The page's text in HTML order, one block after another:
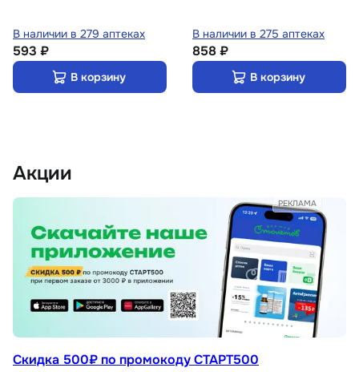
В наличии в 279 аптеках
593 ₽
В корзину
В наличии в 275 аптеках
858 ₽
В корзину
Акции
Скидка 500₽ по промокоду СТАРТ500
РЕКЛАМА